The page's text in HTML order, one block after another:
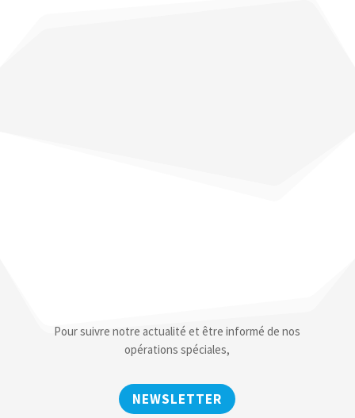
Pour suivre notre actualité et être informé de nos
opérations spéciales,
NEWSLETTER